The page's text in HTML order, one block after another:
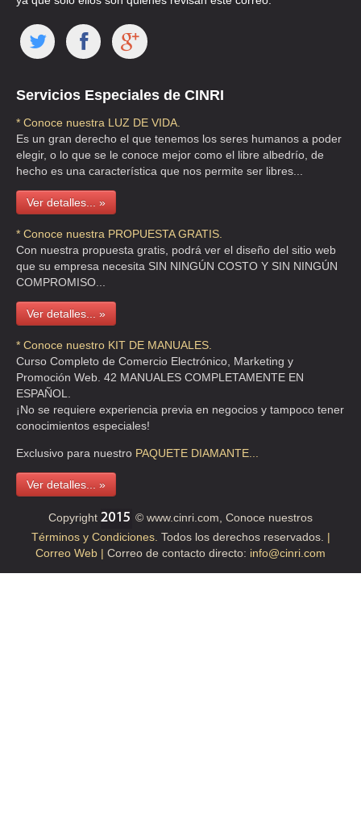
TEL:(55)5571-7212
CLZ ERMITA IZTAPALAPA 528 2 , HEROES DE CHURUBUSCO
TEL:(55)2065-3293
FUNDACION RENACE IAP
CJN MONTERO 8 , CENTRO
TEL:(55)5529-0381
INSTITUTO MEXICANO PARA LA PREVENCION Y TRATAMIENTO DE
LA ADICCION
TEL:(55)5211-6715
INSTITUTO MEXICANO PARA LA PREVENCION Y TRATAMIENTO DE
LA ADICCION
CLL TAMAULIPAS 30 PISO 2 , CONDESA
TEL:(55)5211-6464
INTEGRABILITY
AVE CHAPULTEPEC 444 , OMA
TEL:(55)5207-3715
JUVENTUD LUZ Y ESPERANZA IAP
Servicios Especiales de CINRI
* Conoce nuestra LUZ DE VIDA.
Es un gran derecho el que tenemos los seres humanos a poder
elegir, o lo que se le conoce mejor como el libre albedrío, de
hecho es una característica que nos permite ser libres...
Ver detalles... »
* Conoce nuestra PROPUESTA GRATIS.
Con nuestra propuesta gratis, podrá ver el diseño del sitio web
que su empresa necesita SIN NINGÚN COSTO Y SIN NINGÚN
COMPROMISO...
Ver detalles... »
* Conoce nuestro KIT DE MANUALES.
Curso Completo de Comercio Electrónico, Marketing y
Promoción Web. 42 MANUALES COMPLETAMENTE EN
ESPAÑOL.
¡No se requiere experiencia previa en negocios y tampoco tener
conocimientos especiales!
Exclusivo para nuestro PAQUETE DIAMANTE...
Ver detalles... »
Copyright
© www.cinri.com, Conoce nuestros
Términos y Condiciones. Todos los derechos reservados. |
Correo Web | Correo de contacto directo: info@cinri.com